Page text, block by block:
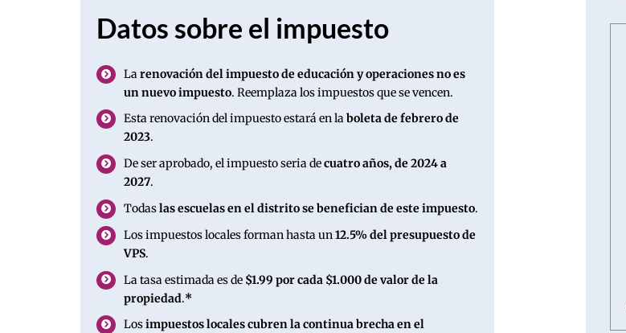
Datos sobre el impuesto
Larenovación del impuesto de educación y operaciones no es
un nuevo impuesto. Reemplaza los impuestos que se vencen.
Esta renovación del impuesto estará en laboleta de febrero de
2023.
De ser aprobado, el impuesto seria decuatro años, de 2024 a
2027.
Todaslas escuelas en el distrito se benefician de este impuesto.
Los impuestos locales forman hasta un12.5% del presupuesto de
VPS.
La tasa estimada es de $1.99 por cada $1.000 de valor de la
propiedad.*
Losimpuestos locales cubren la continua brecha en el